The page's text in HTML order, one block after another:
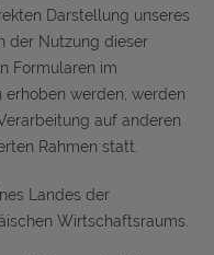
Darstellung unseres
der Nutzung dieser
Formularen im
werden, werden
auf anderen
Rahmen statt.
Landes der
Wirtschaftsraums.